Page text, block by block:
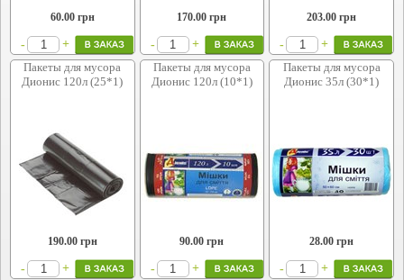
60.00грн
- +
170.00 грн
- +
203.00 грн
-
+
Пакеты для мусора
Дионис 120л (25*1)
190.00грн
- +
Пакеты для мусора
Дионис 120л (10*1)
90.00 грн
- +
Пакеты для мусора
Дионис 35л (30*1)
28.00 грн
-
+